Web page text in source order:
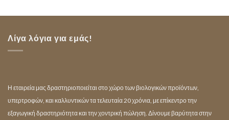
Λίγα λόγια για εμάς!
Η εταιρεία μας δραστηριοποιείται στο χώρο των βιολογικών προϊόντων,
υπερτροφών, και καλλυντικών τα τελευταία 20 χρόνια, με επίκεντρο την
εξαγωγική δραστηριότητα και την χοντρική πώληση. Δίνουμε βαρύτητα στην